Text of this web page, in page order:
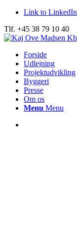
Link to LinkedIn
Tlf. +45 38 79 10 40
Forside
Udlejning
Projektudvikling
Byggeri
Presse
Om os
Menu Menu